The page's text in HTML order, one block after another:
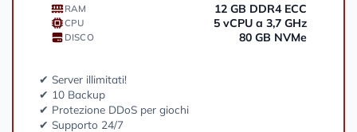
RAM 12 GB DDR4 ECC
CPU 5 vCPU a 3,7 GHz
DISCO 80 GB NVMe
✔ Server illimitati!
✔ 10 Backup
✔ Protezione DDoS per giochi
✔ Supporto 24/7